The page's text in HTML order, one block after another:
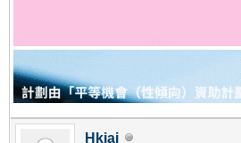
Hkjai